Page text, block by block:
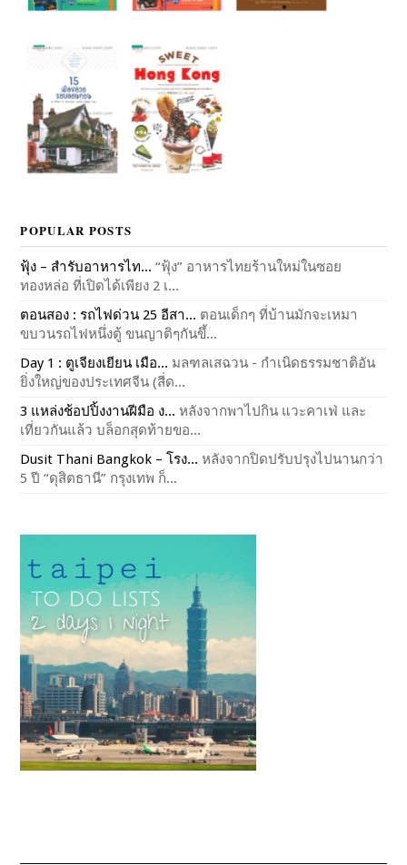
POPULAR POSTS
ฟุ้ง – สำรับอาหารไท... “ฟุ้ง” อาหารไทยร้านใหม่ในซอย
ทองหล่อ ที่เปิดได้เพียง 2 เ...
ตอนสอง : รถไฟด่วน 25 อีสา... ตอนเด็กๆ ที่บ้านมักจะเหมา
ขบวนรถไฟหนึ่งตู้ ขนญาติๆกันขึ้...
Day 1 : ตูเจียงเยียน เมือ... มลฑลเสฉวน - กำเนิดธรรมชาติอัน
ยิ่งใหญ่ของประเทศจีน (สี่ด...
3 แหล่งช้อปปิ้งงานฝีมือ ง... หลังจากพาไปกิน แวะคาเฟ่ และ
เที่ยวกันแล้ว บล็อกสุดท้ายขอ...
Dusit Thani Bangkok – โรง... หลังจากปิดปรับปรุงไปนานกว่า
5 ปี “ดุสิตธานี” กรุงเทพ ก็...